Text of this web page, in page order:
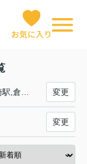
お気に入り
変更
変更